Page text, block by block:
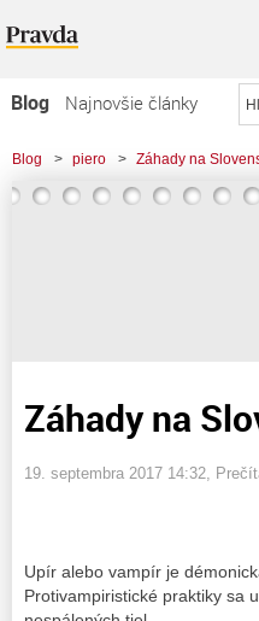
Blog
Najnovšie články
Najčítanejšie články
Najkomentovanejšie články
Blog > piero > Záhady na
Záhady na
19. septembra 2017 14:32 ,
Upír alebo vampír je
Protivampiristické praktiky sa